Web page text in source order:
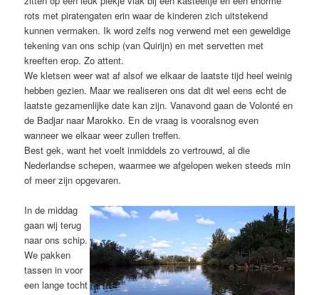
rots met piratengaten erin waar de kinderen zich uitstekend
kunnen vermaken. Ik word zelfs nog verwend met een geweldige
tekening van ons schip (van Quirijn) en met servetten met
kreeften erop. Zo attent.
We kletsen weer wat af alsof we elkaar de laatste tijd heel weinig
hebben gezien. Maar we realiseren ons dat dit wel eens echt de
laatste gezamenlijke date kan zijn. Vanavond gaan de Volonté en
de Badjar naar Marokko. En de vraag is vooralsnog even
wanneer we elkaar weer zullen treffen.
Best gek, want het voelt inmiddels zo vertrouwd, al die
Nederlandse schepen, waarmee we afgelopen weken steeds min
of meer zijn opgevaren.
In de middag
gaan wij terug
naar ons schip.
We pakken
tassen in voor
een lange tocht